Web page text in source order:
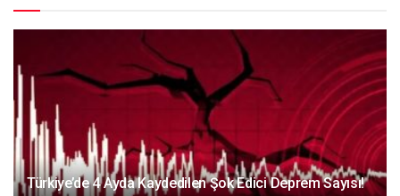
Türkiye’de 4 Ayda Kaydedilen Şok Edici Deprem Sayısı!